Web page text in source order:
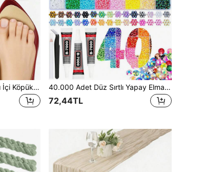
10/8/6/4/2 Çift Ayakkabı İçi Köpük Ped, Büyük Boy Ayakkabılar İçin Uygun, Rahat Ayakkabı Dolgusu, Mükemmel Uyum, Topuklu Ayakkabılar, Spor Ayakkabılar, Kar Botları, Günlük Ayakkabılar, Beyaz Ayakkabılar, Siyah ve Bej Evrensel Ayakkabı İçi Aksesuarları İçin Ayakkabı Numarası Küçültücü Yastık Pedleri, Anneler Günü Hediyesi, Yatak Odası Dekorasyonu, Bahçe, Mutfak Dekorasyonu, Yaz, Plaj, Seyahat Gereçleri, Oda Dekorasyonu, Yumuşak, Mezuniyet, Ayakkabı Rafı, Saklama Alanı Tasarrufu, Dış Mekan, Bahçe, Seyahat Gereçleri, Taşınabilir, Plaj Gereçleri, Mezuniyet Sezonu, Mezuniyet Töreni, Mezuniyet Hediyesi, Mezuniyet Armağanı, Mezuniyet Hediyesi, Mezuniyet Armağanı, Tebrikler Mezun, Mezuniyet Partisi 40.000 Adet Düz Sırtlı Yapay Elmas Kiti, 40 Renk Jöle Taş, B7000 Yapıştırıcı ve Aletlerle, Hepsi Bir Arada Süsleme DIY El Sanatları Seti, Takı Yapım Malzemeleri, Kadınlar İçin Hediye, Sanat ve El Sanatları
72,44TL